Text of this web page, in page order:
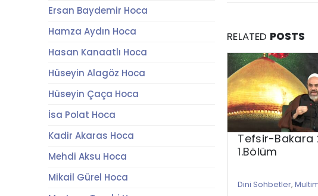
RELATED POSTS
Tefsir-Bakara
1.Bölüm
Dini Sohbetler,
Ersan Baydemir Hoca
Hamza Aydın Hoca
Hasan Kanaatlı Hoca
Hüseyin Alagöz Hoca
Hüseyin Çaça Hoca
İsa Polat Hoca
Kadir Akaras Hoca
Mehdi Aksu Hoca
Mikail Gürel Hoca